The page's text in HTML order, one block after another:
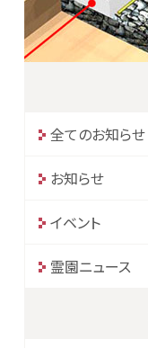
全てのお知らせ
お知らせ
イベント
霊園ニュース